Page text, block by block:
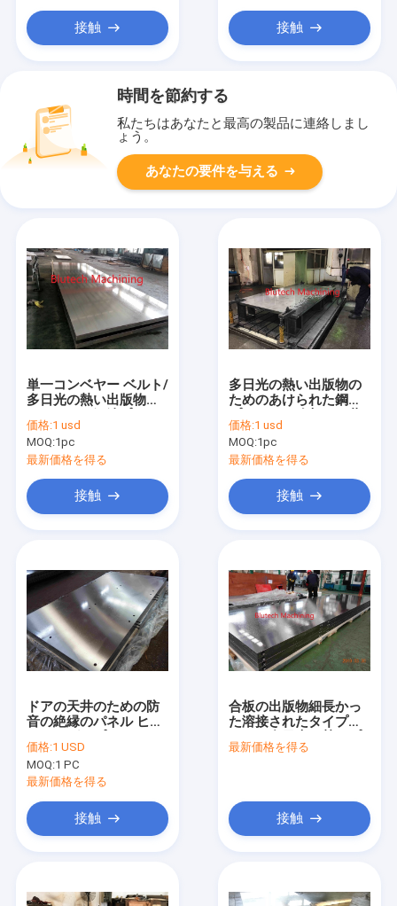
プロダクト
接触 接触
時間を節約する
私たちはあなたと最高の製品に連絡しまし
ょう。
あなたの要件を与える
単一コンベヤー ベルト/
多日光の熱い出版物の
ン
価格:1 usd
MOQ:1pc
最新価格を得る
接触
多日光の熱い出版物の
ためのあけられた鋼鉄
気暖房
価格:1 usd
MOQ:1pc
最新価格を得る
接触
ドアの天井のための防
音の絶縁のパネル ヒー
価格:1 USD
MOQ:1 PC
最新価格を得る
接触
合板の出版物細長かっ
た溶接されたタイプの
ラテン
最新価格を得る
接触